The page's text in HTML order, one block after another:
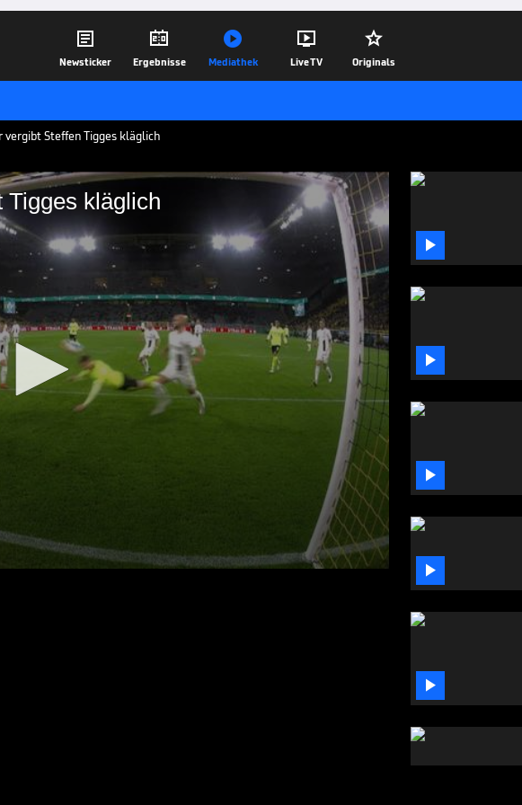

Newsticker

Ergebnisse

Mediathek

Live TV

Originals
Steffen Tigges kläglich
kläglich
vergibt Tigges kläglich
auf dem Kopf, aber der BVB-
an der Latte.
26.10.21




